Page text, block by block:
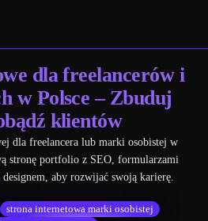
dla freelancerów i
w Polsce – Zbuduj
klientów
dla freelancera lub marki osobistej w
stronę portfolio z SEO, formularzami
aby rozwijać swoją karierę.
strona internetowa marki osobistej